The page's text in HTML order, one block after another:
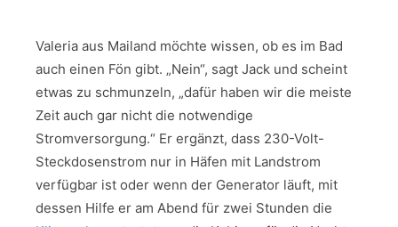
Valeria aus Mailand möchte wissen, ob es im Bad
auch einen Fön gibt. „Nein“, sagt Jack und scheint
etwas zu schmunzeln, „dafür haben wir die meiste
Zeit auch gar nicht die notwendige
Stromversorgung.“ Er ergänzt, dass 230-Volt-
Steckdosenstrom nur in Häfen mit Landstrom
verfügbar ist oder wenn der Generator läuft, mit
dessen Hilfe er am Abend für zwei Stunden die